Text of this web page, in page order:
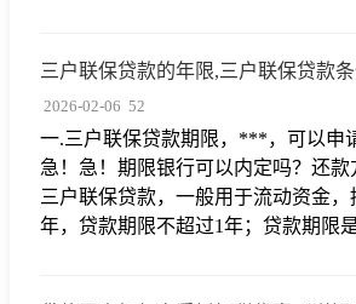
三户联保贷款的年限,三户联保贷款
2026-02-06 52
一.三户联保贷款期限，***，可以申
急！急！期限银行可以内定吗？还款
三户联保贷款，一般用于流动资金
年，贷款期限不超过1年；贷款期限